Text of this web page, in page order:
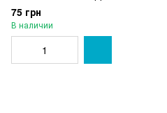
75 грн
В наличии